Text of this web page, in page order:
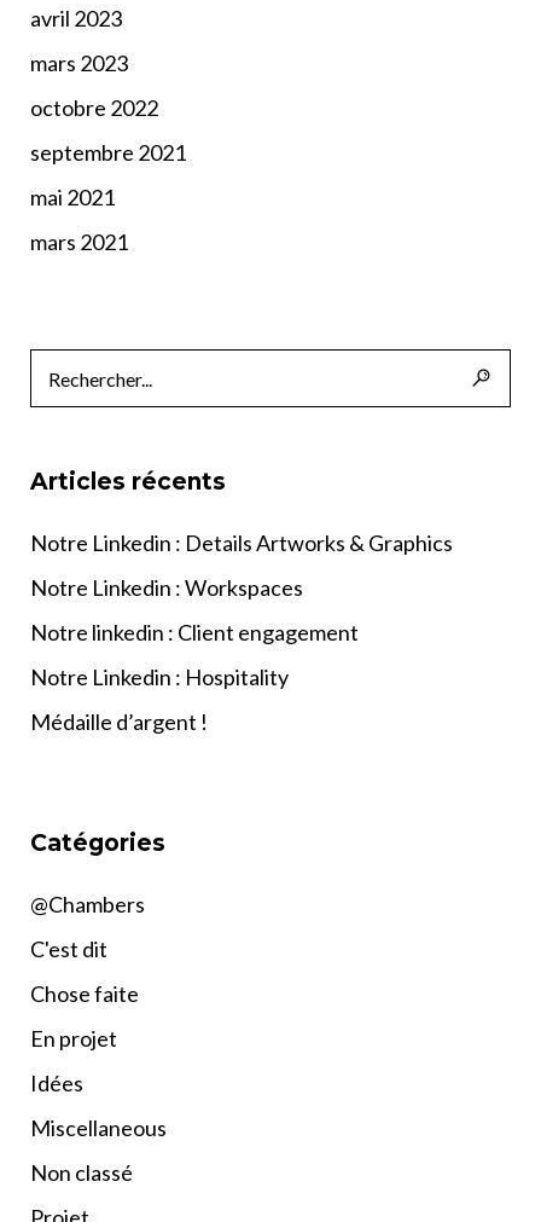
avril 2023
mars 2023
octobre 2022
septembre 2021
mai 2021
mars 2021
Articles récents
Notre Linkedin : Details Artworks & Graphics
Notre Linkedin : Workspaces
Notre linkedin : Client engagement
Notre Linkedin : Hospitality
Médaille d’argent !
Catégories
@Chambers
C'est dit
Chose faite
En projet
Idées
Miscellaneous
Non classé